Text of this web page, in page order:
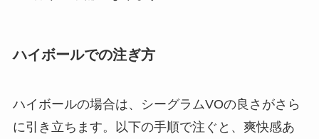
ハイボールでの注ぎ方
ハイボールの場合は、シーグラムVOの良さがさら
に引き立ちます。以下の手順で注ぐと、爽快感あ